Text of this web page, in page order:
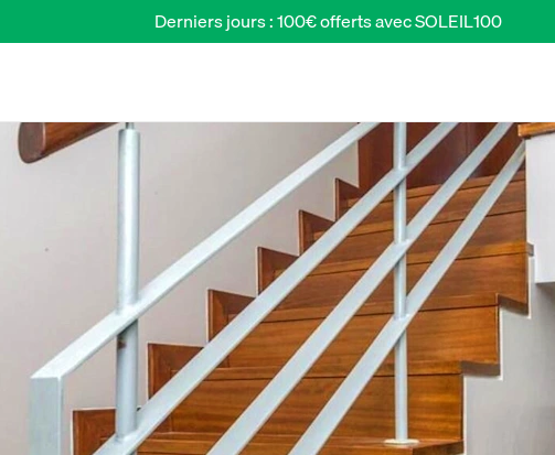
Derniers jours : 100€ offerts avec SOLEIL100